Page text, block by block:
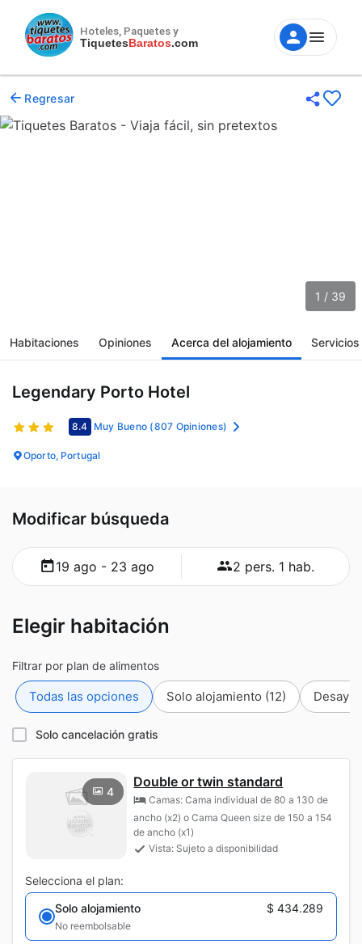
Hoteles, Paquetes y
TiquetesBaratos.com
Regresar
1 / 39
Habitaciones Opiniones Acerca del alojamiento Servicios
Legendary Porto Hotel
8.4 Muy Bueno (807 Opiniones)
Oporto, Portugal
Modificar búsqueda
19 ago - 23 ago 2 pers. 1 hab.
Elegir habitación
Filtrar por plan de alimentos
Todas las opciones Solo alojamiento (12)
Solo cancelación gratis
4
Double or twin standard
Camas: Cama individual de 80 a 130 de
ancho (x2) o Cama Queen size de 150 a 154
de ancho (x1)
Vista: Sujeto a disponibilidad
Selecciona el plan:
Solo alojamiento
$ 434.289
No reembolsable